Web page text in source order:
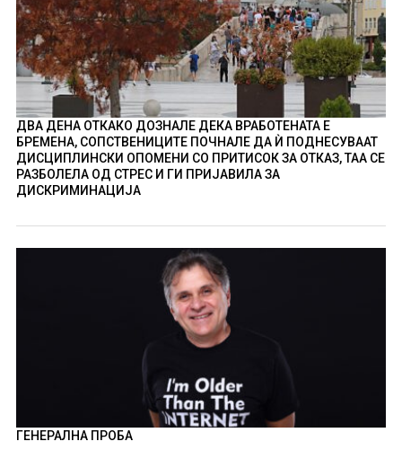
ДВА ДЕНА ОТКАКО ДОЗНАЛЕ ДЕКА ВРАБОТЕНАТА Е
БРЕМЕНА, СОПСТВЕНИЦИТЕ ПОЧНАЛЕ ДА Ѝ ПОДНЕСУВААТ
ДИСЦИПЛИНСКИ ОПОМЕНИ СО ПРИТИСОК ЗА ОТКАЗ, ТАА СЕ
РАЗБОЛЕЛА ОД СТРЕС И ГИ ПРИЈАВИЛА ЗА
ДИСКРИМИНАЦИЈА
ГЕНЕРАЛНА ПРОБА